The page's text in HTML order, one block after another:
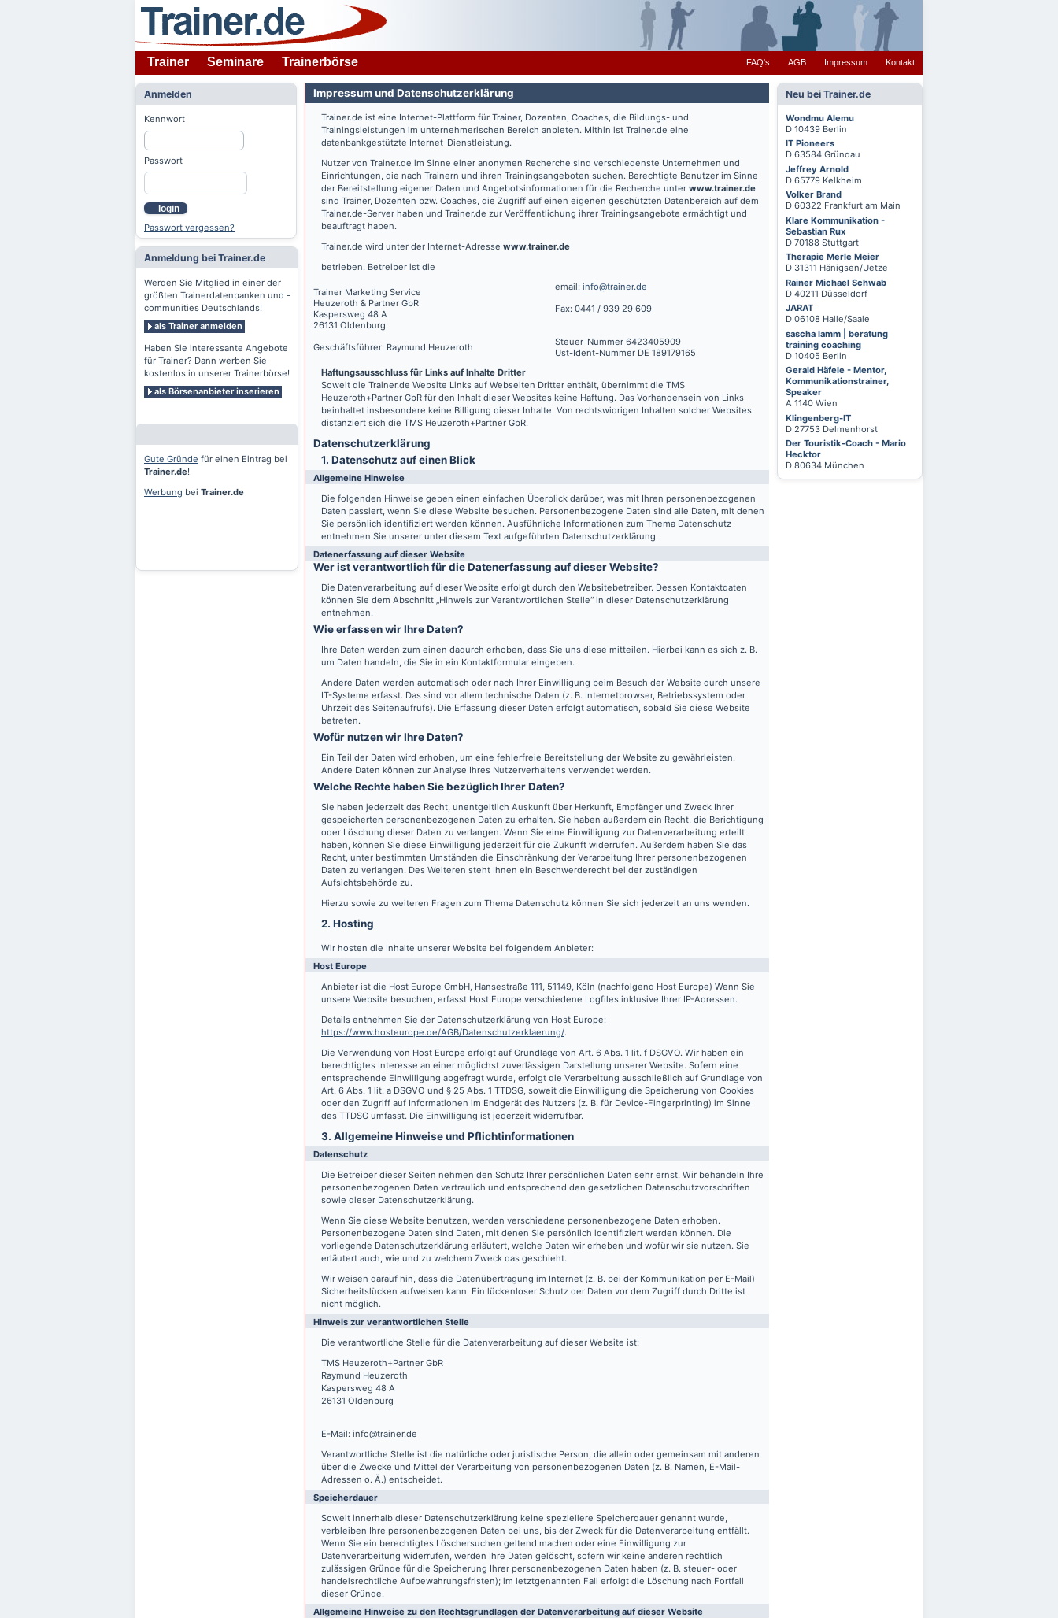
Trainer Seminare Trainerbörse FAQ's AGB Impressum Kontakt
Anmelden
Kennwort
Passwort
login
Passwort vergessen?
Anmeldung bei Trainer.de
Werden Sie Mitglied in einer der
größten Trainerdatenbanken und -
communities Deutschlands!
als Trainer anmelden
Haben Sie interessante Angebote
für Trainer? Dann werben Sie
kostenlos in unserer Trainerbörse!
als Börsenanbieter inserieren
Gute Gründe für einen Eintrag bei
Trainer.de!
Werbung bei Trainer.de
Neu bei Trainer.de
Wondmu Alemu
D 10439 Berlin
IT Pioneers
D 63584 Gründau
Jeffrey Arnold
D 65779 Kelkheim
Volker Brand
D 60322 Frankfurt am Main
Klare Kommunikation -
Sebastian Rux
D 70188 Stuttgart
Therapie Merle Meier
D 31311 Hänigsen/Uetze
Rainer Michael Schwab
D 40211 Düsseldorf
JARAT
D 06108 Halle/Saale
sascha lamm | beratung
training coaching
D 10405 Berlin
Gerald Häfele - Mentor,
Kommunikationstrainer,
Speaker
A 1140 Wien
Klingenberg-IT
D 27753 Delmenhorst
Der Touristik-Coach - Mario
Hecktor
D 80634 München
Impressum und Datenschutzerklärung
Trainer.de ist eine Internet-Plattform für Trainer, Dozenten, Coaches, die Bildungs- und
Trainingsleistungen im unternehmerischen Bereich anbieten. Mithin ist Trainer.de eine
datenbankgestützte Internet-Dienstleistung.
Nutzer von Trainer.de im Sinne einer anonymen Recherche sind verschiedenste Unternehmen und
Einrichtungen, die nach Trainern und ihren Trainingsangeboten suchen. Berechtigte Benutzer im Sinne
der Bereitstellung eigener Daten und Angebotsinformationen für die Recherche unter www.trainer.de
sind Trainer, Dozenten bzw. Coaches, die Zugriff auf einen eigenen geschützten Datenbereich auf dem
Trainer.de-Server haben und Trainer.de zur Veröffentlichung ihrer Trainingsangebote ermächtigt und
beauftragt haben.
Trainer.de wird unter der Internet-Adresse www.trainer.de
betrieben. Betreiber ist die
Trainer Marketing Service
Heuzeroth & Partner GbR
Kaspersweg 48 A
26131 Oldenburg
Geschäftsführer: Raymund Heuzeroth
email: info@trainer.de
Fax: 0441 / 939 29 609
Steuer-Nummer 6423405909
Ust-Ident-Nummer DE 189179165
Haftungsausschluss für Links auf Inhalte Dritter
Soweit die Trainer.de Website Links auf Webseiten Dritter enthält, übernimmt die TMS
Heuzeroth+Partner GbR für den Inhalt dieser Websites keine Haftung. Das Vorhandensein von Links
beinhaltet insbesondere keine Billigung dieser Inhalte. Von rechtswidrigen Inhalten solcher Websites
distanziert sich die TMS Heuzeroth+Partner GbR.
Datenschutz­erklärung
1. Datenschutz auf einen Blick
Allgemeine Hinweise
Die folgenden Hinweise geben einen einfachen Überblick darüber, was mit Ihren personenbezogenen
Daten passiert, wenn Sie diese Website besuchen. Personenbezogene Daten sind alle Daten, mit denen
Sie persönlich identifiziert werden können. Ausführliche Informationen zum Thema Datenschutz
entnehmen Sie unserer unter diesem Text aufgeführten Datenschutzerklärung.
Datenerfassung auf dieser Website
Wer ist verantwortlich für die Datenerfassung auf dieser Website?
Die Datenverarbeitung auf dieser Website erfolgt durch den Websitebetreiber. Dessen Kontaktdaten
können Sie dem Abschnitt „Hinweis zur Verantwortlichen Stelle“ in dieser Datenschutzerklärung
entnehmen.
Wie erfassen wir Ihre Daten?
Ihre Daten werden zum einen dadurch erhoben, dass Sie uns diese mitteilen. Hierbei kann es sich z. B.
um Daten handeln, die Sie in ein Kontaktformular eingeben.
Andere Daten werden automatisch oder nach Ihrer Einwilligung beim Besuch der Website durch unsere
IT-Systeme erfasst. Das sind vor allem technische Daten (z. B. Internetbrowser, Betriebssystem oder
Uhrzeit des Seitenaufrufs). Die Erfassung dieser Daten erfolgt automatisch, sobald Sie diese Website
betreten.
Wofür nutzen wir Ihre Daten?
Ein Teil der Daten wird erhoben, um eine fehlerfreie Bereitstellung der Website zu gewährleisten.
Andere Daten können zur Analyse Ihres Nutzerverhaltens verwendet werden.
Welche Rechte haben Sie bezüglich Ihrer Daten?
Sie haben jederzeit das Recht, unentgeltlich Auskunft über Herkunft, Empfänger und Zweck Ihrer
gespeicherten personenbezogenen Daten zu erhalten. Sie haben außerdem ein Recht, die Berichtigung
oder Löschung dieser Daten zu verlangen. Wenn Sie eine Einwilligung zur Datenverarbeitung erteilt
haben, können Sie diese Einwilligung jederzeit für die Zukunft widerrufen. Außerdem haben Sie das
Recht, unter bestimmten Umständen die Einschränkung der Verarbeitung Ihrer personenbezogenen
Daten zu verlangen. Des Weiteren steht Ihnen ein Beschwerderecht bei der zuständigen
Aufsichtsbehörde zu.
Hierzu sowie zu weiteren Fragen zum Thema Datenschutz können Sie sich jederzeit an uns wenden.
2. Hosting
Wir hosten die Inhalte unserer Website bei folgendem Anbieter:
Host Europe
Anbieter ist die Host Europe GmbH, Hansestraße 111, 51149, Köln (nachfolgend Host Europe) Wenn Sie
unsere Website besuchen, erfasst Host Europe verschiedene Logfiles inklusive Ihrer IP-Adressen.
Details entnehmen Sie der Datenschutzerklärung von Host Europe:
https://www.hosteurope.de/AGB/Datenschutzerklaerung/.
Die Verwendung von Host Europe erfolgt auf Grundlage von Art. 6 Abs. 1 lit. f DSGVO. Wir haben ein
berechtigtes Interesse an einer möglichst zuverlässigen Darstellung unserer Website. Sofern eine
entsprechende Einwilligung abgefragt wurde, erfolgt die Verarbeitung ausschließlich auf Grundlage von
Art. 6 Abs. 1 lit. a DSGVO und § 25 Abs. 1 TTDSG, soweit die Einwilligung die Speicherung von Cookies
oder den Zugriff auf Informationen im Endgerät des Nutzers (z. B. für Device-Fingerprinting) im Sinne
des TTDSG umfasst. Die Einwilligung ist jederzeit widerrufbar.
3. Allgemeine Hinweise und Pflicht­informationen
Datenschutz
Die Betreiber dieser Seiten nehmen den Schutz Ihrer persönlichen Daten sehr ernst. Wir behandeln Ihre
personenbezogenen Daten vertraulich und entsprechend den gesetzlichen Datenschutzvorschriften
sowie dieser Datenschutzerklärung.
Wenn Sie diese Website benutzen, werden verschiedene personenbezogene Daten erhoben.
Personenbezogene Daten sind Daten, mit denen Sie persönlich identifiziert werden können. Die
vorliegende Datenschutzerklärung erläutert, welche Daten wir erheben und wofür wir sie nutzen. Sie
erläutert auch, wie und zu welchem Zweck das geschieht.
Wir weisen darauf hin, dass die Datenübertragung im Internet (z. B. bei der Kommunikation per E-Mail)
Sicherheitslücken aufweisen kann. Ein lückenloser Schutz der Daten vor dem Zugriff durch Dritte ist
nicht möglich.
Hinweis zur verantwortlichen Stelle
Die verantwortliche Stelle für die Datenverarbeitung auf dieser Website ist:
TMS Heuzeroth+Partner GbR
Raymund Heuzeroth
Kaspersweg 48 A
26131 Oldenburg
E-Mail: info@trainer.de
Verantwortliche Stelle ist die natürliche oder juristische Person, die allein oder gemeinsam mit anderen
über die Zwecke und Mittel der Verarbeitung von personenbezogenen Daten (z. B. Namen, E-Mail-
Adressen o. Ä.) entscheidet.
Speicherdauer
Soweit innerhalb dieser Datenschutzerklärung keine speziellere Speicherdauer genannt wurde,
verbleiben Ihre personenbezogenen Daten bei uns, bis der Zweck für die Datenverarbeitung entfällt.
Wenn Sie ein berechtigtes Löschersuchen geltend machen oder eine Einwilligung zur
Datenverarbeitung widerrufen, werden Ihre Daten gelöscht, sofern wir keine anderen rechtlich
zulässigen Gründe für die Speicherung Ihrer personenbezogenen Daten haben (z. B. steuer- oder
handelsrechtliche Aufbewahrungsfristen); im letztgenannten Fall erfolgt die Löschung nach Fortfall
dieser Gründe.
Allgemeine Hinweise zu den Rechtsgrundlagen der Datenverarbeitung auf dieser Website